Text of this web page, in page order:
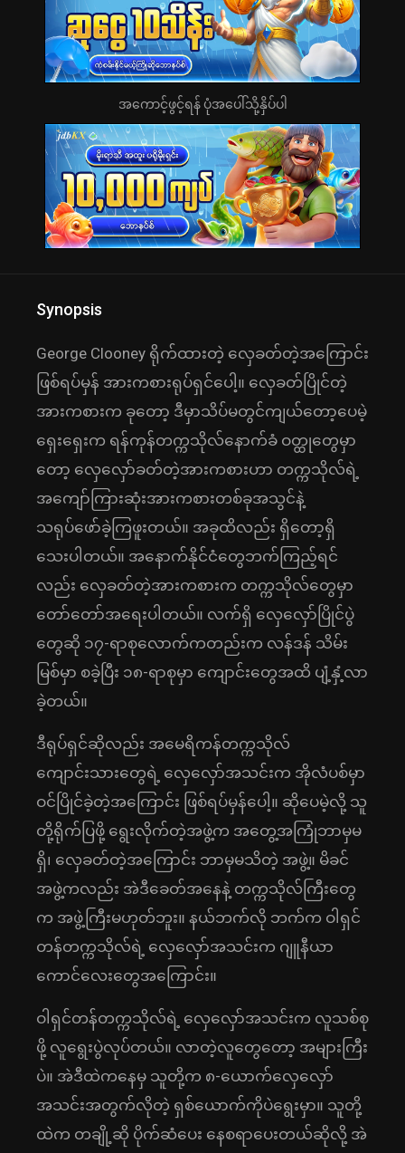
အကောင့်ဖွင့်ရန် ပုံအပေါ်သို့နှိပ်ပါ
Synopsis
George Clooney ရိုက်ထားတဲ့ လှေခတ်တဲ့အကြောင်း
ဖြစ်ရပ်မှန် အားကစားရုပ်ရှင်ပေါ့။ လှေခတ်ပြိုင်တဲ့
အားကစားက ခုတော့ ဒီမှာသိပ်မတွင်ကျယ်တော့ပေမဲ့
ရှေးရှေးက ရန်ကုန်တက္ကသိုလ်နောက်ခံ ဝတ္ထုတွေမှာ
တော့ လှေလှော်ခတ်တဲ့အားကစားဟာ တက္ကသိုလ်ရဲ့
အကျော်ကြားဆုံးအားကစားတစ်ခုအသွင်နဲ့
သရုပ်ဖော်ခဲ့ကြဖူးတယ်။ အခုထိလည်း ရှိတော့ရှိ
သေးပါတယ်။ အနောက်နိုင်ငံတွေဘက်ကြည့်ရင်
လည်း လှေခတ်တဲ့အားကစားက တက္ကသိုလ်တွေမှာ
တော်တော်အရေးပါတယ်။ လက်ရှိ လှေလှော်ပြိုင်ပွဲ
တွေဆို ၁၇-ရာစုလောက်ကတည်းက လန်ဒန် သိမ်း
မြစ်မှာ စခဲ့ပြီး ၁၈-ရာစုမှာ ကျောင်းတွေအထိ ပျံ့နှံ့လာ
ခဲ့တယ်။
ဒီရုပ်ရှင်ဆိုလည်း အမေရိကန်တက္ကသိုလ်
ကျောင်းသားတွေရဲ့ လှေလှော်အသင်းက အိုလံပစ်မှာ
ဝင်ပြိုင်ခဲ့တဲ့အကြောင်း ဖြစ်ရပ်မှန်ပေါ့။ ဆိုပေမဲ့လို့ သူ
တို့ရိုက်ပြဖို့ ရွေးလိုက်တဲ့အဖွဲ့က အတွေ့အကြုံဘာမှမ
ရှိ၊ လှေခတ်တဲ့အကြောင်း ဘာမှမသိတဲ့ အဖွဲ့။ မိခင်
အဖွဲ့ကလည်း အဲဒီခေတ်အနေနဲ့ တက္ကသိုလ်ကြီးတွေ
က အဖွဲ့ကြီးမဟုတ်ဘူး။ နယ်ဘက်လို ဘက်က ဝါရှင်
တန်တက္ကသိုလ်ရဲ့ လှေလှော်အသင်းက ဂျူနီယာ
ကောင်လေးတွေအကြောင်း။
ဝါရှင်တန်တက္ကသိုလ်ရဲ့ လှေလှော်အသင်းက လူသစ်စု
ဖို့ လူရွေးပွဲလုပ်တယ်။ လာတဲ့လူတွေတော့ အများကြီး
ပဲ။ အဲဒီထဲကနေမှ သူတို့က ၈-ယောက်လှေလှော်
အသင်းအတွက်လိုတဲ့ ရှစ်ယောက်ကိုပဲရွေးမှာ။ သူတို့
ထဲက တချို့ဆို ပိုက်ဆံပေး နေစရာပေးတယ်ဆိုလို့ အဲ